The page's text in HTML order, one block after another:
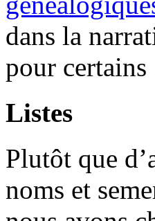
dans la
pour
Listes
Plutôt que
noms et